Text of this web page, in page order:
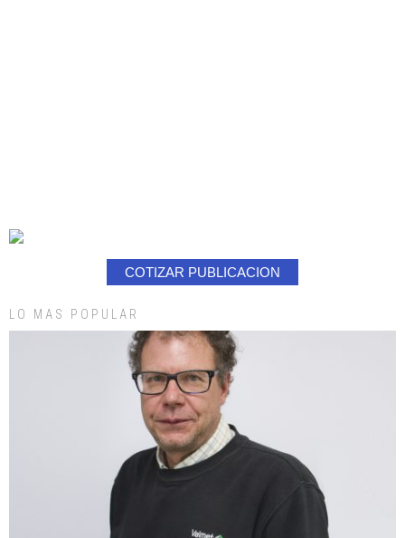
COTIZAR PUBLICACION
LO MAS POPULAR